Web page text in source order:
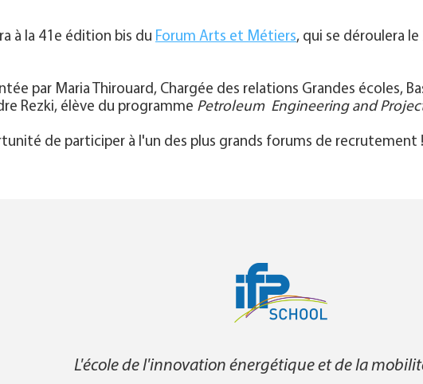
à la 41e édition bis du Forum Arts et Métiers, qui se déroulera
par Maria Thirouard, Chargée des relations Grandes écoles,
Rezki, élève du programme Petroleum Engineering and
de participer à l'un des plus grands forums de recrutement !
L'école de l'innovation énergétique et de la